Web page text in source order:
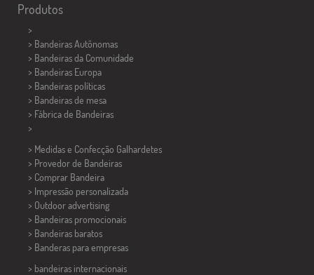
Produtos
>
> Bandeiras Autônomas
> Bandeiras da Comunidade
> Bandeiras Europa
> Bandeiras políticas
> Bandeiras de mesa
> Fábrica de Bandeiras
>
> Medidas e Confecção Galhardetes
> Provedor de Bandeiras
> Comprar Bandeira
> Impressão personalizada
> Outdoor advertising
> Bandeiras promocionais
> Bandeiras baratos
> Banderas para empresas
> bandeiras internacionais